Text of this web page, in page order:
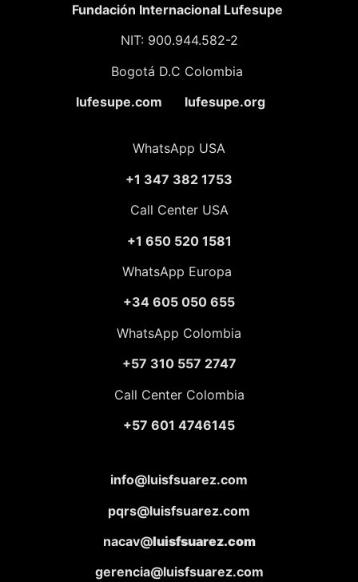
Fundación Internacional Lufesupe
NIT: 900.944.582-2
Bogotá D.C Colombia
lufesupe.com lufesupe.org
WhatsApp USA
+1 347 382 1753
Call Center USA
+1 650 520 1581
WhatsApp Europa
+34 605 050 655
WhatsApp Colombia
+57 310 557 2747
Call Center Colombia
+57 601 4746145
info@luisfsuarez.com
pqrs@luisfsuarez.com
nacav@luisfsuarez.com
gerencia@luisfsuarez.com